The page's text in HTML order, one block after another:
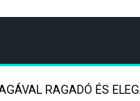
RAGADÓ ÉS